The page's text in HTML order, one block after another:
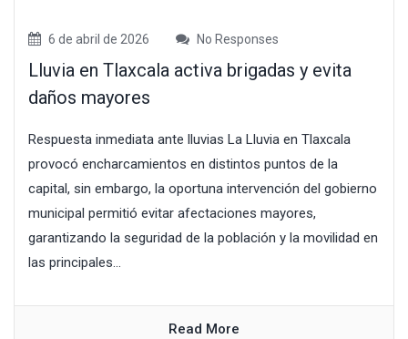
6 de abril de 2026 No Responses
Lluvia en Tlaxcala activa brigadas y evita
daños mayores
Respuesta inmediata ante lluvias La Lluvia en Tlaxcala
provocó encharcamientos en distintos puntos de la
capital, sin embargo, la oportuna intervención del gobierno
municipal permitió evitar afectaciones mayores,
garantizando la seguridad de la población y la movilidad en
las principales...
Read More